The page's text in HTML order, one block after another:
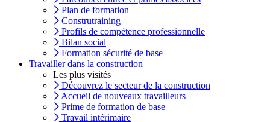
Plan de formation
Construtraining
Profils de compétence professionnelle
Bilan social
Formation sécurité de base
Travailler dans la construction
Les plus visités
Découvrez le secteur de la construction
Accueil de nouveaux travailleurs
Prime de formation de base
Travail intérimaire